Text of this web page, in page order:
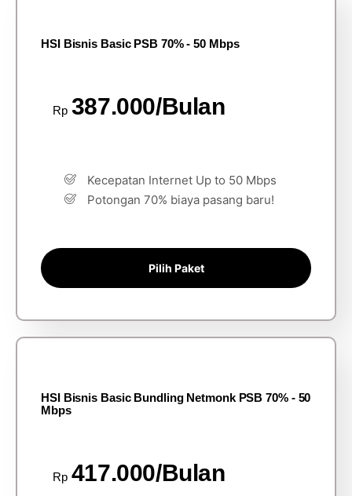
HSI Bisnis Basic PSB 70% - 50 Mbps
Rp 387.000/Bulan
Kecepatan Internet Up to 50 Mbps
Potongan 70% biaya pasang baru!
Pilih Paket
HSI Bisnis Basic Bundling Netmonk PSB 70% - 50
Mbps
Rp 417.000/Bulan